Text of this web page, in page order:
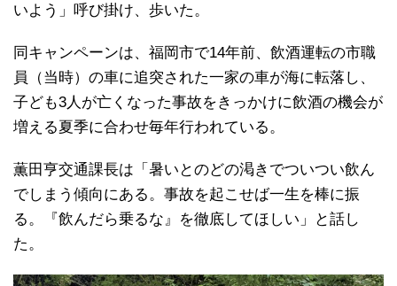
いよう」呼び掛け、歩いた。
同キャンペーンは、福岡市で14年前、飲酒運転の市職
員（当時）の車に追突された一家の車が海に転落し、
子ども3人が亡くなった事故をきっかけに飲酒の機会が
増える夏季に合わせ毎年行われている。
薫田亨交通課長は「暑いとのどの渇きでついつい飲ん
でしまう傾向にある。事故を起こせば一生を棒に振
る。『飲んだら乗るな』を徹底してほしい」と話し
た。